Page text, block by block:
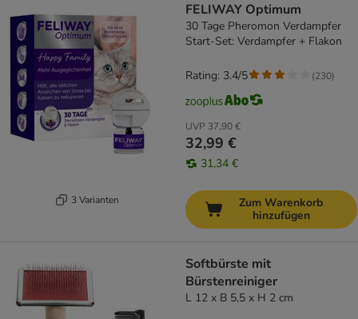
3 Varianten
FELIWAY Optimum
30 Tage Pheromon Verdampfer
Start-Set: Verdampfer + Flakon
UVP 37,90 €
32,99 €
31,34 €
Rating: 3.4/5 (230)
Zum Warenkorb
hinzufügen
Softbürste mit
Bürstenreiniger
L 12 x B 5,5 x H 2 cm